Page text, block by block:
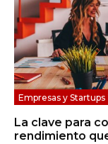
Empresas y
La clave para
rendimiento